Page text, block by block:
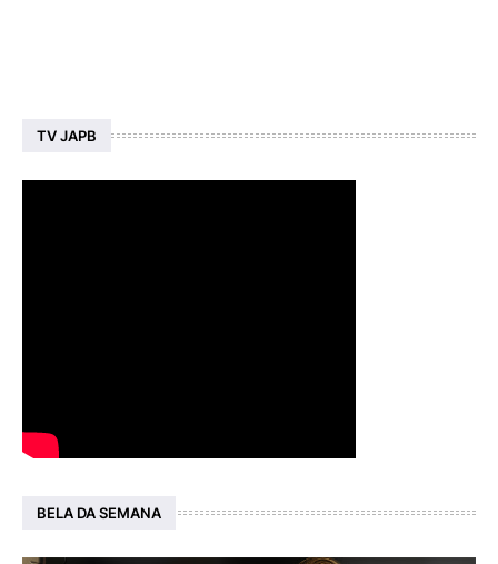
TV JAPB
BELA DA SEMANA